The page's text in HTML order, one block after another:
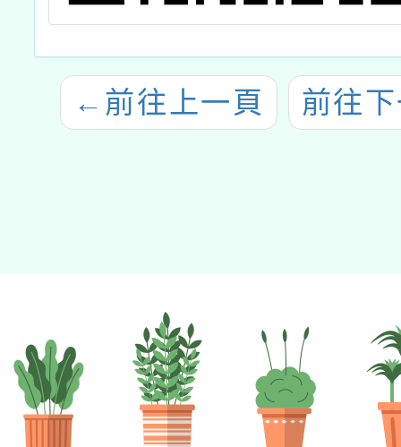
← 前往上一頁 前往